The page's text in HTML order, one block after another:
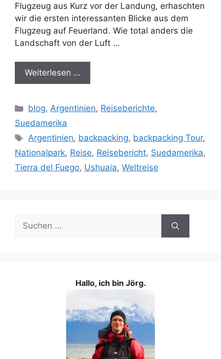
Flugzeug aus Kurz vor der Landung, erhaschten
wir die ersten interessanten Blicke aus dem
Flugzeug auf Feuerland. Wie total anders die
Landschaft von der Luft …
Weiterlesen …
Kategorien
blog,Argentinien, Reiseberichte,
Suedamerika
Schlagwörter
Argentinien, backpacking, backpacking Tour,
Nationalpark, Reise, Reisebericht, Suedamerika,
Tierra del Fuego, Ushuaia, Weltreise
Suchen
nach:
Hallo, ich bin Jörg.